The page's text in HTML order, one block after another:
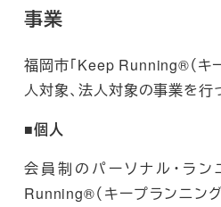
事業
福岡市「Keep Running®（キ
人対象、法人対象の事業を行
■個人
会員制のパーソナル・ラン
Running®（キープランニン